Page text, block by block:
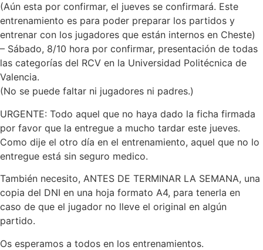
(Aún esta por confirmar, el jueves se confirmará. Este
entrenamiento es para poder preparar los partidos y
entrenar con los jugadores que están internos en Cheste)
– Sábado, 8/10 hora por confirmar, presentación de todas
las categorías del RCV en la Universidad Politécnica de
Valencia.
(No se puede faltar ni jugadores ni padres.)
URGENTE: Todo aquel que no haya dado la ficha firmada
por favor que la entregue a mucho tardar este jueves.
Como dije el otro día en el entrenamiento, aquel que no lo
entregue está sin seguro medico.
También necesito, ANTES DE TERMINAR LA SEMANA, una
copia del DNI en una hoja formato A4, para tenerla en
caso de que el jugador no lleve el original en algún
partido.
Os esperamos a todos en los entrenamientos.